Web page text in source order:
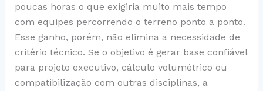
poucas horas o que exigiria muito mais tempo
com equipes percorrendo o terreno ponto a ponto.
Esse ganho, porém, não elimina a necessidade de
critério técnico. Se o objetivo é gerar base confiável
para projeto executivo, cálculo volumétrico ou
compatibilização com outras disciplinas, a